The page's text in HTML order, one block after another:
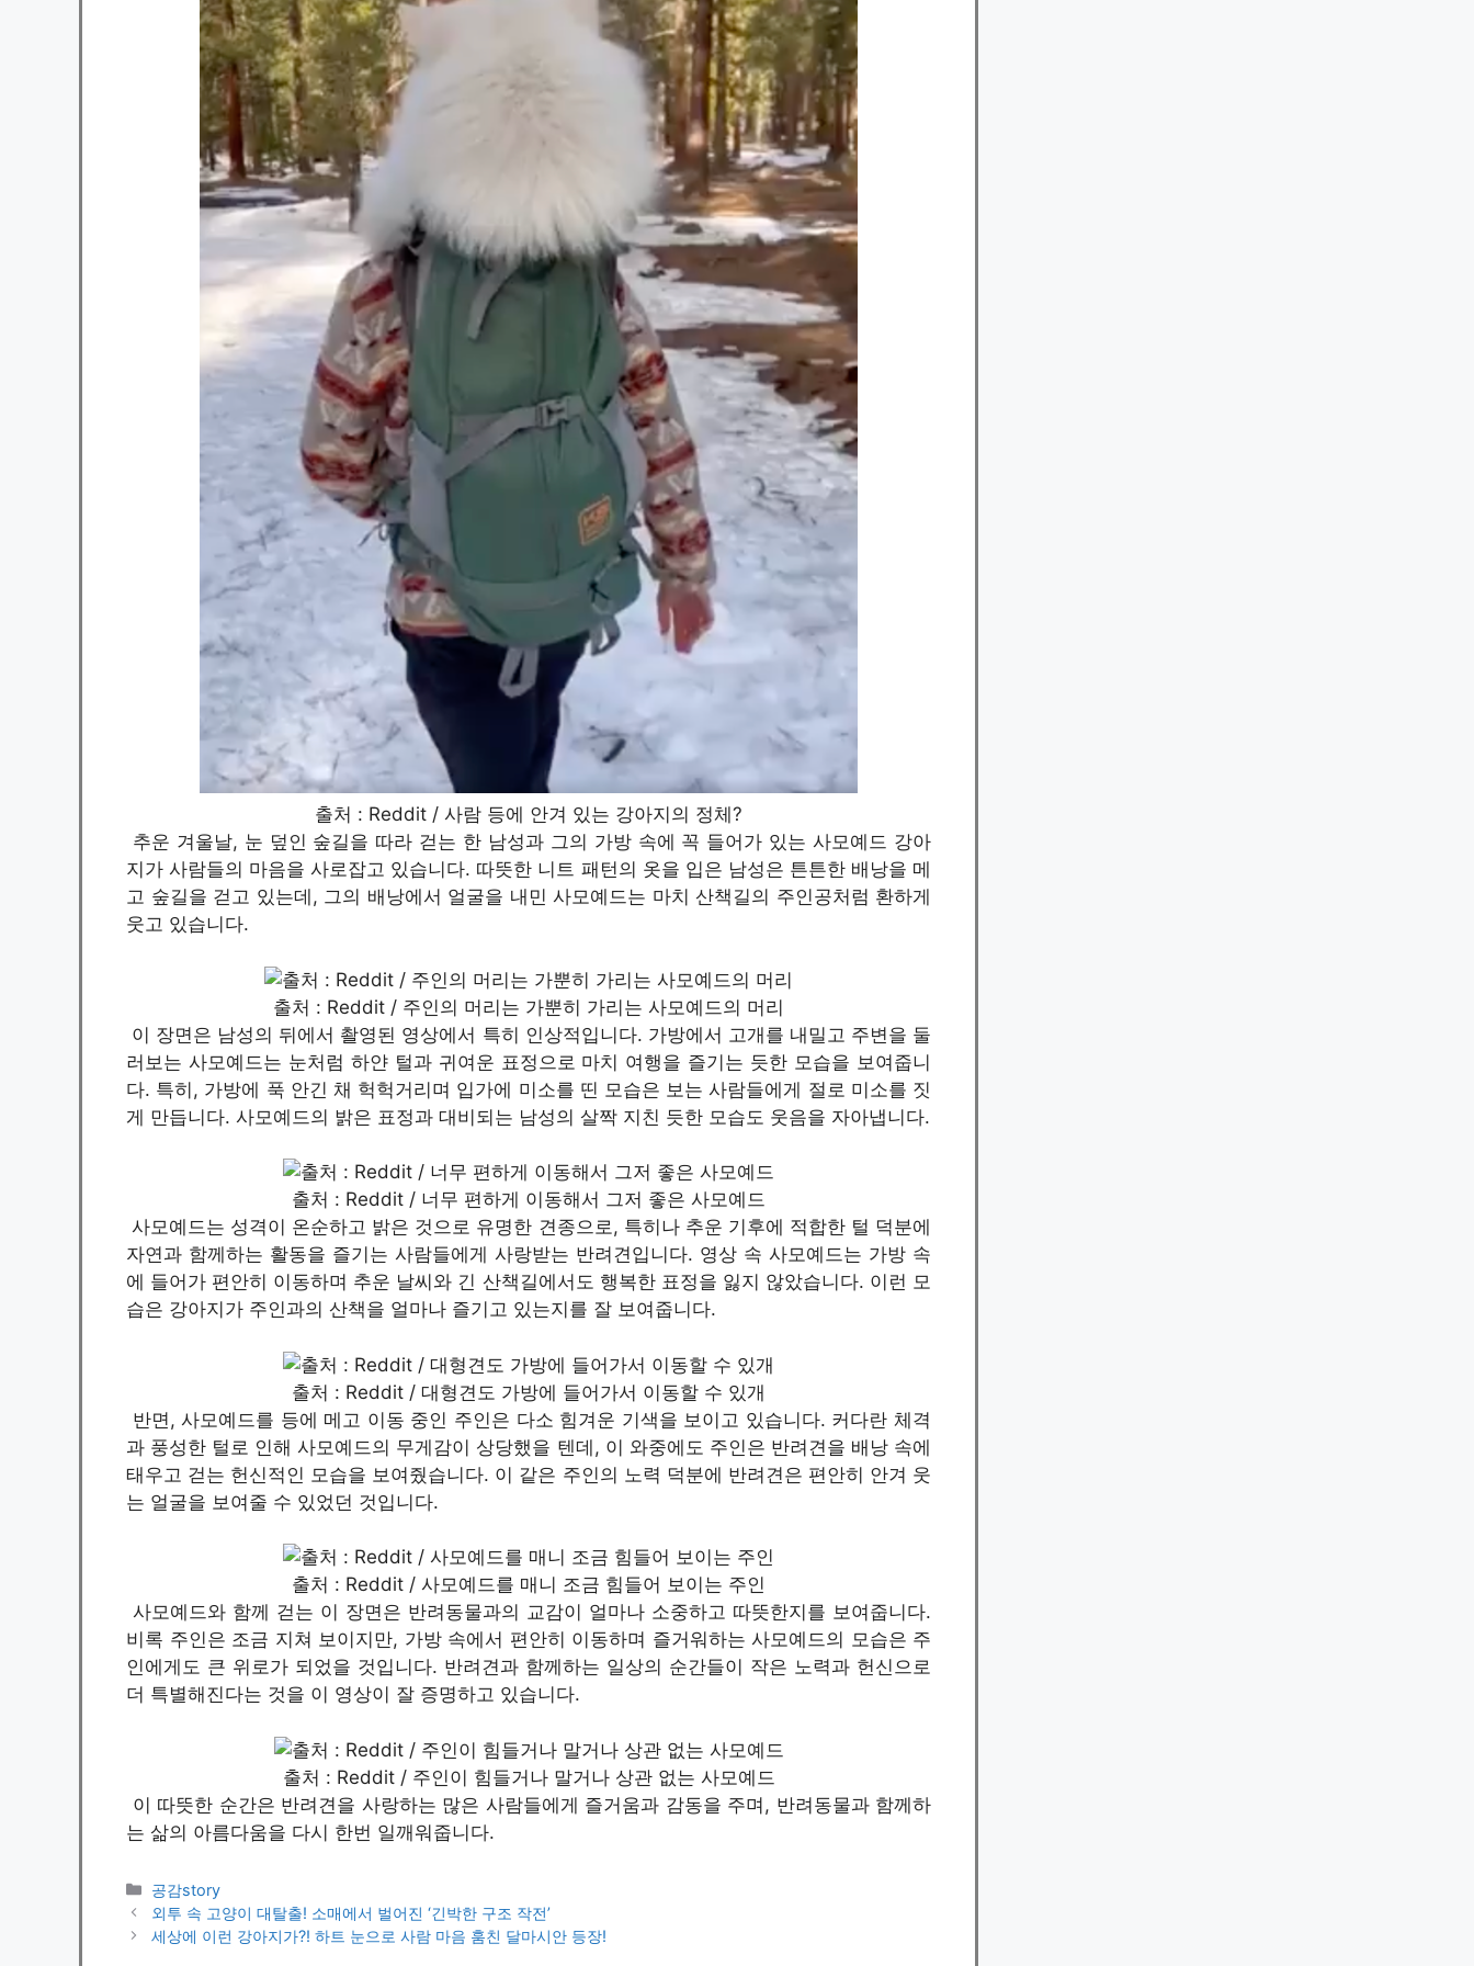
출처 : Reddit / 사람 등에 안겨 있는 강아지의 정체?
추운 겨울날, 눈 덮인 숲길을 따라 걷는 한 남성과 그의 가방 속에 꼭 들어가 있는 사모예드 강아
지가 사람들의 마음을 사로잡고 있습니다. 따뜻한 니트 패턴의 옷을 입은 남성은 튼튼한 배낭을 메
고 숲길을 걷고 있는데, 그의 배낭에서 얼굴을 내민 사모예드는 마치 산책길의 주인공처럼 환하게
웃고 있습니다.
출처 : Reddit / 주인의 머리는 가뿐히 가리는 사모예드의 머리
이 장면은 남성의 뒤에서 촬영된 영상에서 특히 인상적입니다. 가방에서 고개를 내밀고 주변을 둘
러보는 사모예드는 눈처럼 하얀 털과 귀여운 표정으로 마치 여행을 즐기는 듯한 모습을 보여줍니
다. 특히, 가방에 푹 안긴 채 헉헉거리며 입가에 미소를 띤 모습은 보는 사람들에게 절로 미소를 짓
게 만듭니다. 사모예드의 밝은 표정과 대비되는 남성의 살짝 지친 듯한 모습도 웃음을 자아냅니다.
출처 : Reddit / 너무 편하게 이동해서 그저 좋은 사모예드
사모예드는 성격이 온순하고 밝은 것으로 유명한 견종으로, 특히나 추운 기후에 적합한 털 덕분에
자연과 함께하는 활동을 즐기는 사람들에게 사랑받는 반려견입니다. 영상 속 사모예드는 가방 속
에 들어가 편안히 이동하며 추운 날씨와 긴 산책길에서도 행복한 표정을 잃지 않았습니다. 이런 모
습은 강아지가 주인과의 산책을 얼마나 즐기고 있는지를 잘 보여줍니다.
출처 : Reddit / 대형견도 가방에 들어가서 이동할 수 있개
반면, 사모예드를 등에 메고 이동 중인 주인은 다소 힘겨운 기색을 보이고 있습니다. 커다란 체격
과 풍성한 털로 인해 사모예드의 무게감이 상당했을 텐데, 이 와중에도 주인은 반려견을 배낭 속에
태우고 걷는 헌신적인 모습을 보여줬습니다. 이 같은 주인의 노력 덕분에 반려견은 편안히 안겨 웃
는 얼굴을 보여줄 수 있었던 것입니다.
출처 : Reddit / 사모예드를 매니 조금 힘들어 보이는 주인
사모예드와 함께 걷는 이 장면은 반려동물과의 교감이 얼마나 소중하고 따뜻한지를 보여줍니다.
비록 주인은 조금 지쳐 보이지만, 가방 속에서 편안히 이동하며 즐거워하는 사모예드의 모습은 주
인에게도 큰 위로가 되었을 것입니다. 반려견과 함께하는 일상의 순간들이 작은 노력과 헌신으로
더 특별해진다는 것을 이 영상이 잘 증명하고 있습니다.
출처 : Reddit / 주인이 힘들거나 말거나 상관 없는 사모예드
이 따뜻한 순간은 반려견을 사랑하는 많은 사람들에게 즐거움과 감동을 주며, 반려동물과 함께하
는 삶의 아름다움을 다시 한번 일깨워줍니다.
카
테
고
공감story
외투 속 고양이 대탈출! 소매에서 벌어진 ‘긴박한 구조 작전’
세상에 이런 강아지가?! 하트 눈으로 사람 마음 훔친 달마시안 등장!